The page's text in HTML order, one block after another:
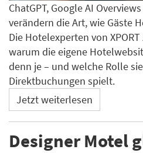
ChatGPT, Google AI
verändern die Art, wie Gäste
Die Hotelexperten von
warum die eigene
denn je – und welche Rolle
Direktbuchungen spielt.
Jetzt weiterlesen
Designer Motel